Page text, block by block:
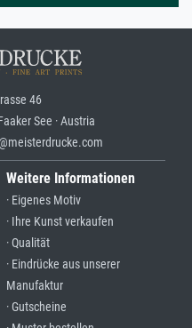
46
See · Austria
Weitere Informationen
· Eigenes Motiv
· Ihre Kunst verkaufen
· Qualität
· Eindrücke aus unserer
Manufaktur
· Gutscheine